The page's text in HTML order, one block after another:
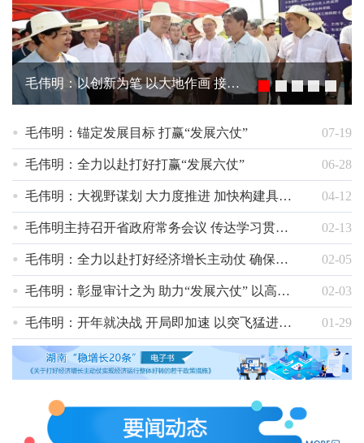
毛伟明：以创新为笔 以大地作画 接力续写种业“翻身仗”的美好篇章 毛
毛伟明：锚定发展目标 打赢“发展六仗” 07-19
毛伟明：全力以赴打好打赢“发展六仗” 06-28
毛伟明：大视野谋划 大力度推进 加快构建具有湖南特色的战略科技力量 04-12
毛伟明主持召开省政府常务会议 传达学习贯彻中央重要会议精神 研究全面落实“稳增长20条”等工作 02-13
毛伟明：全力以赴打好经济增长主动仗 确保实现经济运行整体好转 02-05
毛伟明：彰显审计之为 助力“发展六仗” 以高质量审计为高质量发展加薪添彩 02-03
毛伟明：开年就决战 开局即加速 以突飞猛进之势打好打赢“经济增长主动仗” 01-29